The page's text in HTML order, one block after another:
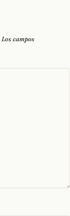
Los campos